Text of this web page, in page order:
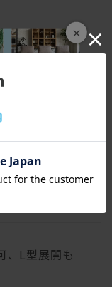
×
、L型展開も